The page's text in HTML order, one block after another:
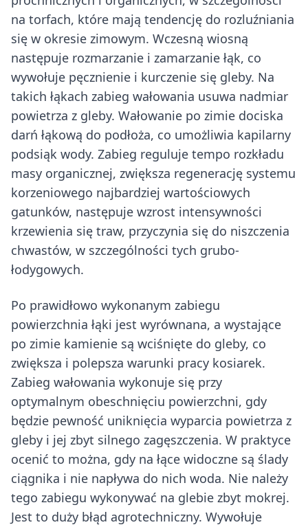
na torfach, które mają tendencję do rozluźniania
się w okresie zimowym. Wczesną wiosną
następuje rozmarzanie i zamarzanie łąk, co
wywołuje pęcznienie i kurczenie się gleby. Na
takich łąkach zabieg wałowania usuwa nadmiar
powietrza z gleby. Wałowanie po zimie dociska
darń łąkową do podłoża, co umożliwia kapilarny
podsiąk wody. Zabieg reguluje tempo rozkładu
masy organicznej, zwiększa regenerację systemu
korzeniowego najbardziej wartościowych
gatunków, następuje wzrost intensywności
krzewienia się traw, przyczynia się do niszczenia
chwastów, w szczególności tych grubo-
łodygowych.
Po prawidłowo wykonanym zabiegu
powierzchnia łąki jest wyrównana, a wystające
po zimie kamienie są wciśnięte do gleby, co
zwiększa i polepsza warunki pracy kosiarek.
Zabieg wałowania wykonuje się przy
optymalnym obeschnięciu powierzchni, gdy
będzie pewność uniknięcia wyparcia powietrza z
gleby i jej zbyt silnego zagęszczenia. W praktyce
ocenić to można, gdy na łące widoczne są ślady
ciągnika i nie napływa do nich woda. Nie należy
tego zabiegu wykonywać na glebie zbyt mokrej.
Jest to duży błąd agrotechniczny. Wywołuje